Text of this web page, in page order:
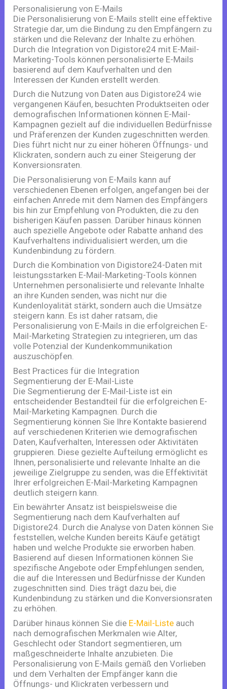
Personalisierung von E-Mails
Die Personalisierung von E-Mails stellt eine effektive
Strategie dar, um die Bindung zu den Empfängern zu
stärken und die Relevanz der Inhalte zu erhöhen.
Durch die Integration von Digistore24 mit E-Mail-
Marketing-Tools können personalisierte E-Mails
basierend auf dem Kaufverhalten und den
Interessen der Kunden erstellt werden.
Durch die Nutzung von Daten aus Digistore24 wie
vergangenen Käufen, besuchten Produktseiten oder
demografischen Informationen können E-Mail-
Kampagnen gezielt auf die individuellen Bedürfnisse
und Präferenzen der Kunden zugeschnitten werden.
Dies führt nicht nur zu einer höheren Öffnungs- und
Klickraten, sondern auch zu einer Steigerung der
Konversionsraten.
Die Personalisierung von E-Mails kann auf
verschiedenen Ebenen erfolgen, angefangen bei der
einfachen Anrede mit dem Namen des Empfängers
bis hin zur Empfehlung von Produkten, die zu den
bisherigen Käufen passen. Darüber hinaus können
auch spezielle Angebote oder Rabatte anhand des
Kaufverhaltens individualisiert werden, um die
Kundenbindung zu fördern.
Durch die Kombination von Digistore24-Daten mit
leistungsstarken E-Mail-Marketing-Tools können
Unternehmen personalisierte und relevante Inhalte
an ihre Kunden senden, was nicht nur die
Kundenloyalität stärkt, sondern auch die Umsätze
steigern kann. Es ist daher ratsam, die
Personalisierung von E-Mails in die erfolgreichen E-
Mail-Marketing Strategien zu integrieren, um das
volle Potenzial der Kundenkommunikation
auszuschöpfen.
Best Practices für die Integration
Segmentierung der E-Mail-Liste
Die Segmentierung der E-Mail-Liste ist ein
entscheidender Bestandteil für die erfolgreichen E-
Mail-Marketing Kampagnen. Durch die
Segmentierung können Sie Ihre Kontakte basierend
auf verschiedenen Kriterien wie demografischen
Daten, Kaufverhalten, Interessen oder Aktivitäten
gruppieren. Diese gezielte Aufteilung ermöglicht es
Ihnen, personalisierte und relevante Inhalte an die
jeweilige Zielgruppe zu senden, was die Effektivität
Ihrer erfolgreichen E-Mail-Marketing Kampagnen
deutlich steigern kann.
Ein bewährter Ansatz ist beispielsweise die
Segmentierung nach dem Kaufverhalten auf
Digistore24. Durch die Analyse von Daten können Sie
feststellen, welche Kunden bereits Käufe getätigt
haben und welche Produkte sie erworben haben.
Basierend auf diesen Informationen können Sie
spezifische Angebote oder Empfehlungen senden,
die auf die Interessen und Bedürfnisse der Kunden
zugeschnitten sind. Dies trägt dazu bei, die
Kundenbindung zu stärken und die Konversionsraten
zu erhöhen.
Darüber hinaus können Sie die E-Mail-Liste auch
nach demografischen Merkmalen wie Alter,
Geschlecht oder Standort segmentieren, um
maßgeschneiderte Inhalte anzubieten. Die
Personalisierung von E-Mails gemäß den Vorlieben
und dem Verhalten der Empfänger kann die
Öffnungs- und Klickraten verbessern und